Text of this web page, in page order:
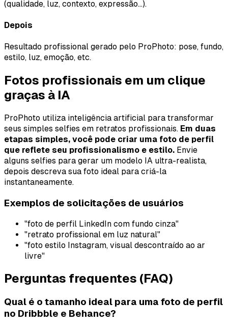
(qualidade, luz, contexto, expressão...).
Depois
Resultado profissional gerado pelo ProPhoto: pose, fundo,
estilo, luz, emoção, etc.
Fotos profissionais em um clique
graças à IA
ProPhoto utiliza inteligência artificial para transformar
seus simples selfies em retratos profissionais. Em duas
etapas simples, você pode criar uma foto de perfil
que reflete seu profissionalismo e estilo. Envie
alguns selfies para gerar um modelo IA ultra-realista,
depois descreva sua foto ideal para criá-la
instantaneamente.
Exemplos de solicitações de usuários
"foto de perfil LinkedIn com fundo cinza"
"retrato profissional em luz natural"
"foto estilo Instagram, visual descontraído ao ar
livre"
Perguntas frequentes (FAQ)
Qual é o tamanho ideal para uma foto de perfil
no Dribbble e Behance?